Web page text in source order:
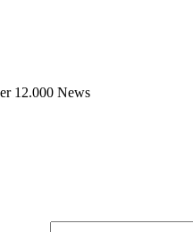
12.000 News